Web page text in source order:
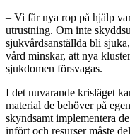
– Vi får nya rop på hjälp
utrustning. Om inte
sjukvårdsanställda bli
vård minskar, att nya
sjukdomen försvagas.
I det nuvarande krisläget
material de behöver på
skyndsamt implementera
infört och resurser måste